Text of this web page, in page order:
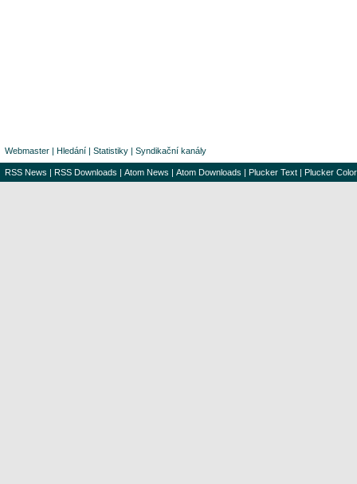
Webmaster | Hledání | Statistiky | Syndikační kanály
RSS News | RSS Downloads | Atom News | Atom Downloads | Plucker Text | Plucker Color